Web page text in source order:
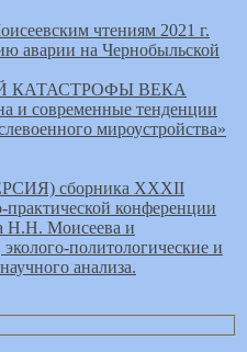
чтениям 2021 г.
аварии на Чернобыльской
КАТАСТРОФЫ ВЕКА
и современные тенденции
мироустройства»
сборника XXXII
конференции
Н.Н. Моисеева и
политологические и
анализа.